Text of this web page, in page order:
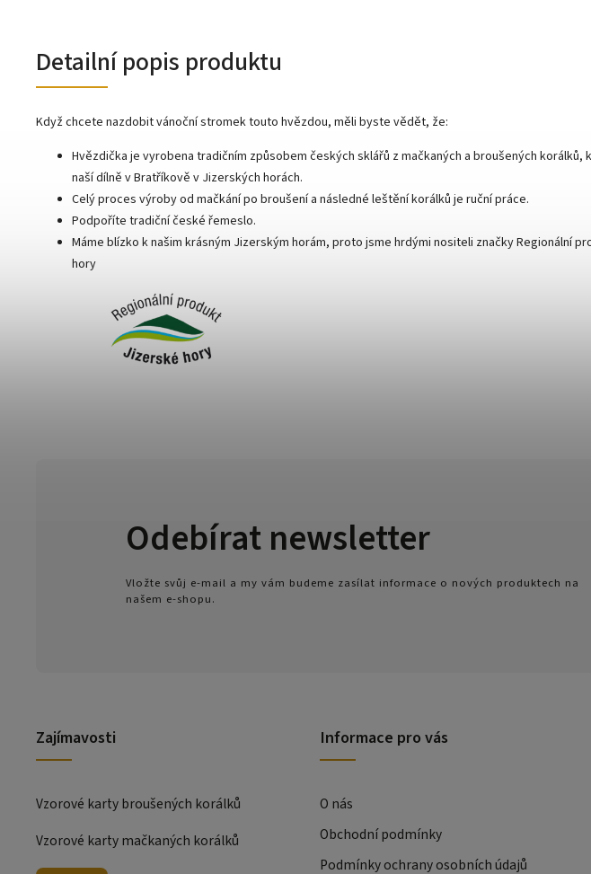
Detailní popis produktu
Když chcete nazdobit vánoční stromek touto hvězdou, měli byste vědět, že:
Hvězdička je vyrobena tradičním způsobem českých sklářů z mačkaných a broušených korálků,
naší dílně v Bratříkově v Jizerských horách.
Celý proces výroby od mačkání po broušení a následné leštění korálků je ruční práce.
Podpoříte tradiční české řemeslo.
Máme blízko k našim krásným Jizerským horám, proto jsme hrdými nositeli značky Regionální
hory
Zajímavosti
Vzorové karty broušených korálků
Vzorové karty mačkaných korálků
Odebírat newsletter
Vložte svůj e-mail a my vám budeme zasílat informace o nových produktech na
našem e-shopu.
Informace pro vás
O nás
Obchodní podmínky
Podmínky ochrany osobních údajů